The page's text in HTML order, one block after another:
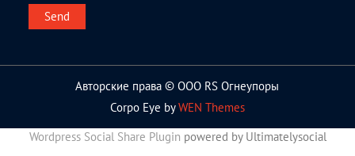
Авторские права © ООО RS Огнеупоры
Corpo Eye byWEN Themes
Wordpress Social Share Plugin powered by Ultimatelysocial